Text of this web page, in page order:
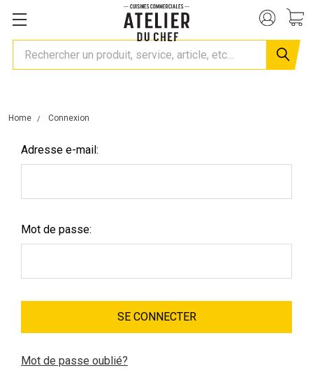
Rechercher
Home Connexion
Adresse e-mail:
Mot de passe:
Mot de passe oublié?